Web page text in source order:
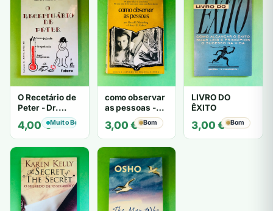
O Recetário de
Peter - Dr.
Laurence J.
Peter
4,00€Muito Bom
como observar
as pessoas -
Gerard I.
Nierenberg e
Henry H. Calero
3,00€ Bom
LIVRO DO
ÊXITO
3,00€ Bom